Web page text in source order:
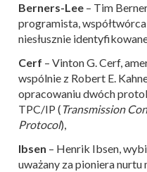
Berners-Lee – Tim
programista,
niesłusznie
Cerf – Vinton G. Cerf,
wspólnie z Robert E.
opracowaniu dwóch
TPC/IP ( Transmission
Protocol),
Ibsen – Henrik Ibsen,
uważany za pioniera